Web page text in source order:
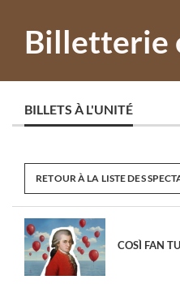
Billetterie
BILLETS À L'UNITÉ
RETOUR À LA LISTE DES
COSÌ FAN